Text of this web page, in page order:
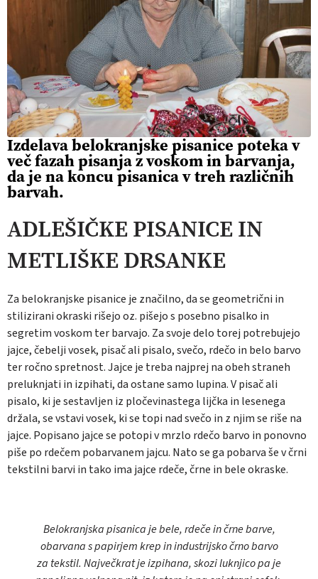
Izdelava belokranjske pisanice poteka v
več fazah pisanja z voskom in barvanja,
da je na koncu pisanica v treh različnih
barvah.
ADLEŠIČKE PISANICE IN
METLIŠKE DRSANKE
Za belokranjske pisanice je značilno, da se geometrični in
stilizirani okraski rišejo oz. pišejo s posebno pisalko in
segretim voskom ter barvajo. Za svoje delo torej potrebujejo
jajce, čebelji vosek, pisač ali pisalo, svečo, rdečo in belo barvo
ter ročno spretnost. Jajce je treba najprej na obeh straneh
preluknjati in izpihati, da ostane samo lupina. V pisač ali
pisalo, ki je sestavljen iz pločevinastega lijčka in lesenega
držala, se vstavi vosek, ki se topi nad svečo in z njim se riše na
jajce. Popisano jajce se potopi v mrzlo rdečo barvo in ponovno
piše po rdečem pobarvanem jajcu. Nato se ga pobarva še v črni
tekstilni barvi in tako ima jajce rdeče, črne in bele okraske.
Belokranjska pisanica je bele, rdeče in črne barve,
obarvana s papirjem krep in industrijsko črno barvo
za tekstil. Največkrat je izpihana, skozi luknjico pa je